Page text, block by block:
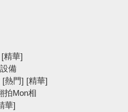
[精華]
備
[熱門] [精華]
拍Mon相
華]